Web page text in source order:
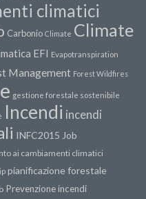
climatici
Carbonio Climate Climate
EFI Evapotranspiration
Management Forest Wildfires
gestione forestale sostenibile
Incendi incendi
INFC2015 Job
ai cambiamenti climatici
pianificazione forestale
Prevenzione incendi